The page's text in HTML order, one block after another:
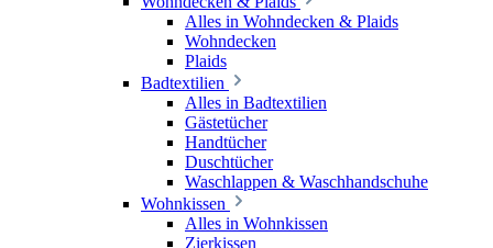
Alles in Wohndecken & Plaids
Wohndecken
Plaids
Badtextilien
Alles in Badtextilien
Gästetücher
Handtücher
Duschtücher
Waschlappen & Waschhandschuhe
Wohnkissen
Alles in Wohnkissen
Zierkissen